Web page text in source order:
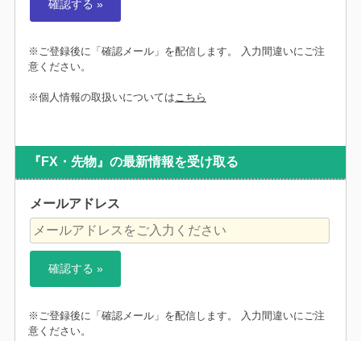
※ご登録後に「確認メール」を配信します。 入力間違いにご注
意ください。
※個人情報の取扱いについては こちら
『FX・先物』の最新情報を受け取る
メールアドレス
※ご登録後に「確認メール」を配信します。 入力間違いにご注
意ください。